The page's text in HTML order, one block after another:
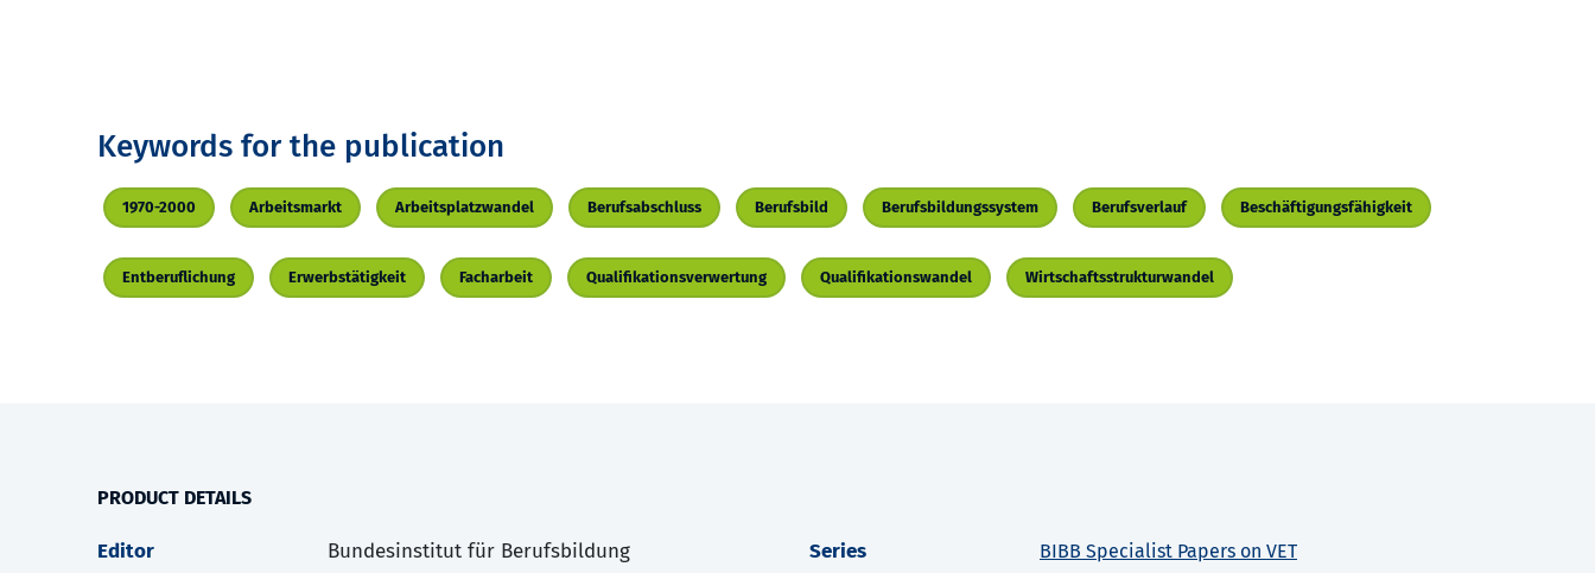
Keywords for the publication
1970-2000 Arbeitsmarkt Arbeitsplatzwandel Berufsabschluss Berufsbild Berufsbildungssystem Berufsverlauf Beschäftigungsfähigkeit
Entberuflichung Erwerbstätigkeit Facharbeit Qualifikationsverwertung Qualifikationswandel Wirtschaftsstrukturwandel
PRODUCT DETAILS
Editor
Bundesinstitut für Berufsbildung
Series BIBB Specialist Papers on VET